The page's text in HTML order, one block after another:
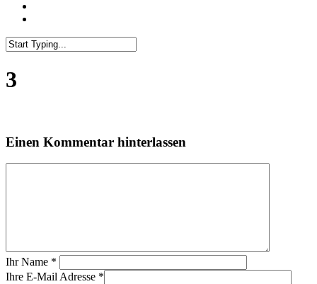
3
Einen Kommentar hinterlassen
Ihr Name *
Ihre E-Mail Adresse *